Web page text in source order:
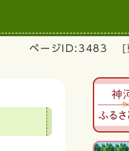
ページID:3483